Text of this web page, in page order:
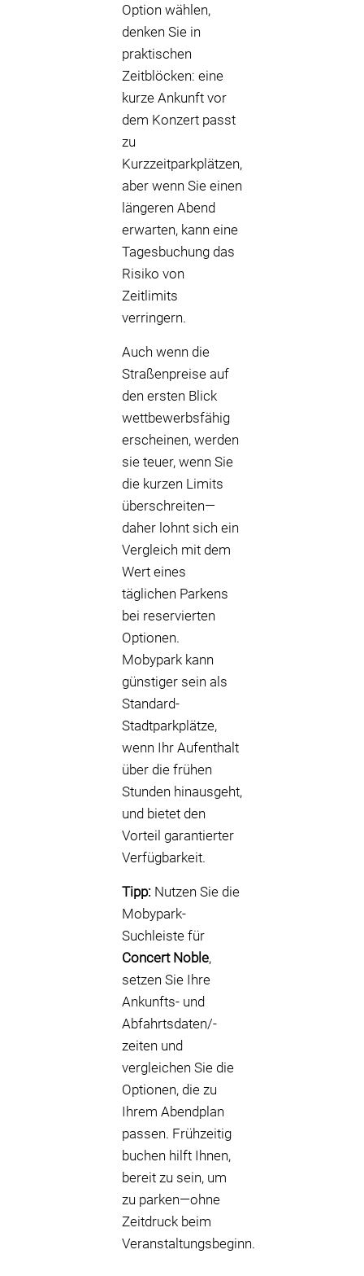
Option wählen,
denken Sie in
praktischen
Zeitblöcken: eine
kurze Ankunft vor
dem Konzert passt
zu
Kurzzeitparkplätzen,
aber wenn Sie einen
längeren Abend
erwarten, kann eine
Tagesbuchung das
Risiko von
Zeitlimits
verringern.
Auch wenn die
Straßenpreise auf
den ersten Blick
wettbewerbsfähig
erscheinen, werden
sie teuer, wenn Sie
die kurzen Limits
überschreiten—
daher lohnt sich ein
Vergleich mit dem
Wert eines
täglichen Parkens
bei reservierten
Optionen.
Mobypark kann
günstiger sein als
Standard-
Stadtparkplätze,
wenn Ihr Aufenthalt
über die frühen
Stunden hinausgeht,
und bietet den
Vorteil garantierter
Verfügbarkeit.
Tipp: Nutzen Sie die
Mobypark-
Suchleiste für
Concert Noble,
setzen Sie Ihre
Ankunfts- und
Abfahrtsdaten/-
zeiten und
vergleichen Sie die
Optionen, die zu
Ihrem Abendplan
passen. Frühzeitig
buchen hilft Ihnen,
bereit zu sein, um
zu parken—ohne
Zeitdruck beim
Veranstaltungsbeginn.